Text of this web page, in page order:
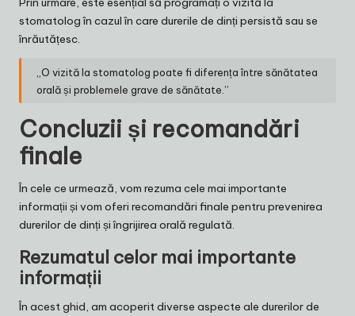
stomatolog în cazul în care durerile de dinți persistă sau se
înrăutățesc.
„O vizită la stomatolog poate fi diferența între sănătatea
orală și problemele grave de sănătate.”
Concluzii și recomandări
finale
În cele ce urmează, vom rezuma cele mai importante
informații și vom oferi recomandări finale pentru prevenirea
durerilor de dinți și îngrijirea orală regulată.
Rezumatul celor mai importante
informații
În acest ghid, am acoperit diverse aspecte ale durerilor de